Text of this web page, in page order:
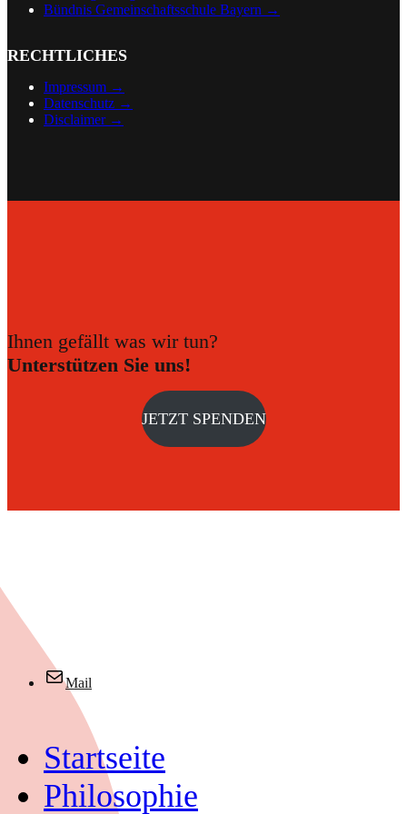
Bündnis Gemeinschaftsschule Bayern →
RECHTLICHES
Impressum →
Datenschutz →
Disclaimer→
Ihnen gefällt was wir tun?
Unterstützen Sie uns!
JETZT SPENDEN
Mail
Startseite
Philosophie